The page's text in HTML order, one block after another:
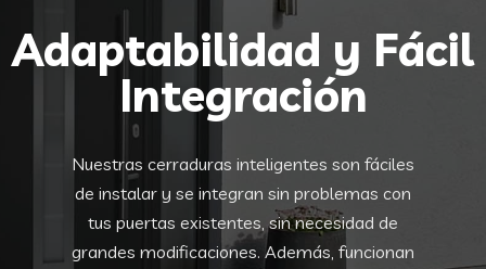
Adaptabilidad y Fácil
Integración
Nuestras cerraduras inteligentes son fáciles
de instalar y se integran sin problemas con
tus puertas existentes, sin necesidad de
grandes modificaciones. Además, funcionan